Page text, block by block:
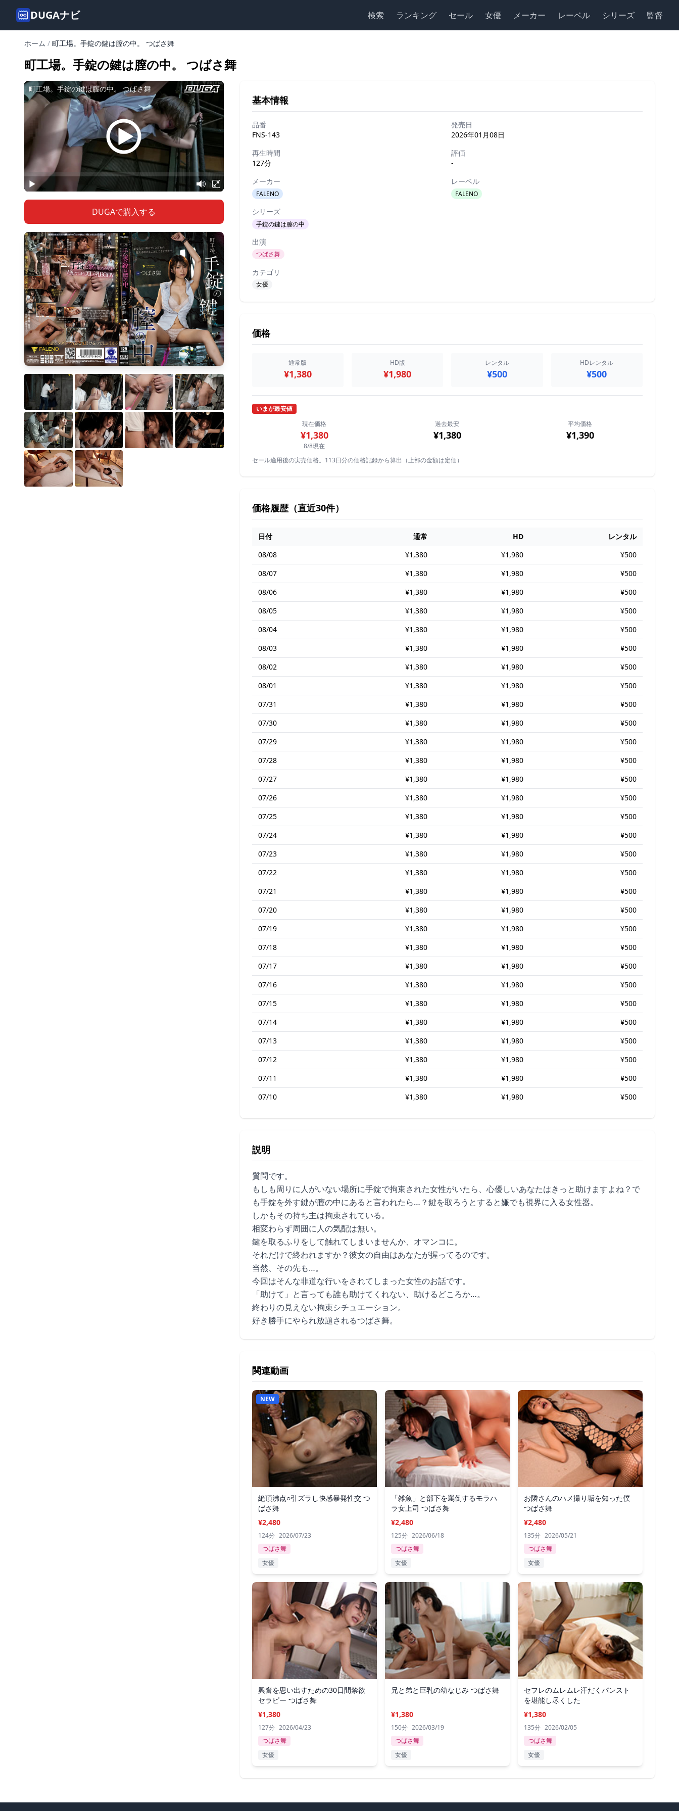
DUGAナビ 検索 ランキング セール 女優 メーカー レーベル シリーズ 監督
ホーム / 町工場。手錠の鍵は膣の中。 つばさ舞
町工場。手錠の鍵は膣の中。 つばさ舞
DUGAで購入する
基本情報
品番
FNS-143
発売日
2026年01月08日
再生時間
127分
評価
-
メーカー
FALENO
レーベル
FALENO
シリーズ
手錠の鍵は膣の中
出演
つばさ舞
カテゴリ
女優
価格
通常版
¥1,380
HD版
¥1,980
レンタル
¥500
HDレンタル
¥500
いまが最安値
現在価格
¥1,380
8/8現在
過去最安
¥1,380
平均価格
¥1,390
セール適用後の実売価格。113日分の価格記録から算出（上部の金額は定価）
価格履歴（直近30件）
日付 通常 HD
レンタル
08/08
¥1,380 ¥1,980
¥500
08/07
¥1,380 ¥1,980
¥500
08/06
¥1,380 ¥1,980
¥500
08/05
¥1,380 ¥1,980
¥500
08/04
¥1,380 ¥1,980
¥500
08/03
¥1,380 ¥1,980
¥500
08/02
¥1,380 ¥1,980
¥500
08/01
¥1,380 ¥1,980
¥500
07/31
¥1,380 ¥1,980
¥500
07/30
¥1,380 ¥1,980
¥500
07/29
¥1,380 ¥1,980
¥500
07/28
¥1,380 ¥1,980
¥500
07/27
¥1,380 ¥1,980
¥500
07/26
¥1,380 ¥1,980
¥500
07/25
¥1,380 ¥1,980
¥500
07/24
¥1,380 ¥1,980
¥500
07/23
¥1,380 ¥1,980
¥500
07/22
¥1,380 ¥1,980
¥500
07/21
¥1,380 ¥1,980
¥500
07/20
¥1,380 ¥1,980
¥500
07/19
¥1,380 ¥1,980
¥500
07/18
¥1,380 ¥1,980
¥500
07/17
¥1,380 ¥1,980
¥500
07/16
¥1,380 ¥1,980
¥500
07/15
¥1,380 ¥1,980
¥500
07/14
¥1,380 ¥1,980
¥500
07/13
¥1,380 ¥1,980
¥500
07/12
¥1,380 ¥1,980
¥500
07/11
¥1,380 ¥1,980
¥500
07/10
¥1,380 ¥1,980 ¥500
説明
質問です。
もしも周りに人がいない場所に手錠で拘束された女性がいたら、心優しいあなたはきっと助けますよね？で
も手錠を外す鍵が膣の中にあると言われたら…？鍵を取ろうとすると嫌でも視界に入る女性器。
しかもその持ち主は拘束されている。
相変わらず周囲に人の気配は無い。
鍵を取るふりをして触れてしまいませんか、オマンコに。
それだけで終われますか？彼女の自由はあなたが握ってるのです。
当然、その先も…。
今回はそんな非道な行いをされてしまった女性のお話です。
「助けて」と言っても誰も助けてくれない、助けるどころか…。
終わりの見えない拘束シチュエーション。
好き勝手にやられ放題されるつばさ舞。
関連動画
NEW
絶頂沸点○引ズラし快感暴発性交 つ
ばさ舞
¥2,480
124分 2026/07/23
つばさ舞
女優
「雑魚」と部下を罵倒するモラハ
ラ女上司 つばさ舞
¥2,480
125分 2026/06/18
つばさ舞
女優
お隣さんのハメ撮り垢を知った僕
つばさ舞
¥2,480
135分 2026/05/21
つばさ舞
女優
興奮を思い出すための30日間禁欲
セラピー つばさ舞
¥1,380
127分 2026/04/23
つばさ舞
女優
兄と弟と巨乳の幼なじみ つばさ舞
¥1,380
150分 2026/03/19
つばさ舞
女優
セフレのムレムレ汗だくパンスト
を堪能し尽くした
¥1,380
135分 2026/02/05
つばさ舞
女優